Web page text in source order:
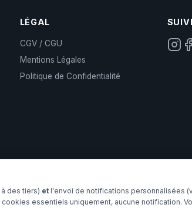
LÉGAL
CGV / CGU
Mentions Légales
Politique de Confidentialité
des tiers) et l'envoi de notifications personnalisées
cookies essentiels uniquement, aucune notification.